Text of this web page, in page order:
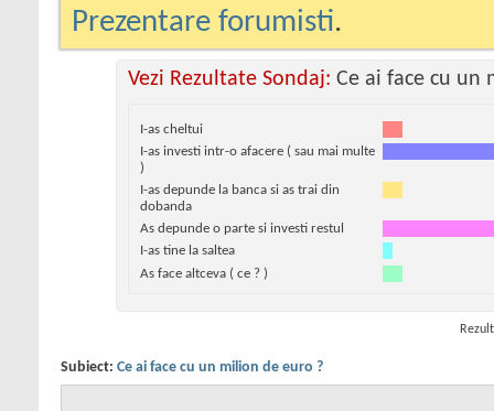
Prezentare forumisti.
Vezi Rezultate Sondaj: Ce ai face cu un
I-as cheltui
I-as investi intr-o afacere ( sau mai multe
)
I-as depunde la banca si as trai din
dobanda
As depunde o parte si investi restul
I-as tine la saltea
As face altceva ( ce ? )
Subiect: Ce ai face cu un milion de euro ?